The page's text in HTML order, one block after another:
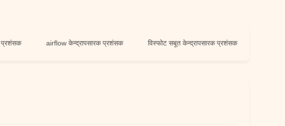
airflow केन्द्रापसारक प्रशंसक विस्फोट सबूत केन्द्रापसारक प्रशंसक